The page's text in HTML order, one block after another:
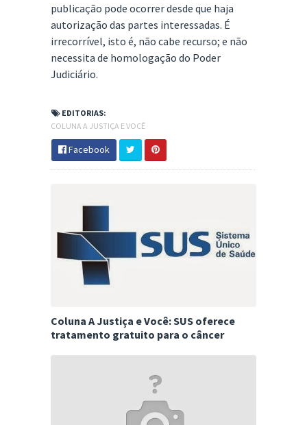
publicação pode ocorrer desde que haja
autorização das partes interessadas. É
irrecorrível, isto é, não cabe recurso; e não
necessita de homologação do Poder
Judiciário.
EDITORIAS:
COLUNA A JUSTIÇA E VOCÊ
Facebook
Coluna A Justiça e Você: SUS oferece
tratamento gratuito para o câncer